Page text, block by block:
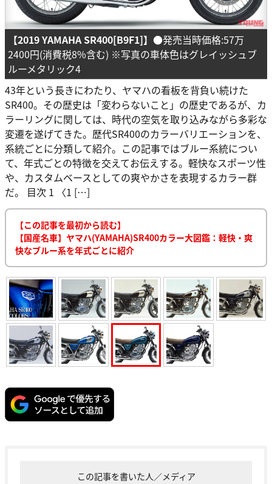
【2019 YAMAHA SR400[B9F1]】 ●発売当時価格:57万
2400円(消費税8%含む) ※写真の車体色はグレイッシュブ
ルーメタリック4
43年という長きにわたり、ヤマハの看板を背負い続けた
SR400。その歴史は「変わらないこと」の歴史であるが、カ
ラーリングに関しては、時代の空気を取り込みながら多彩な
変遷を遂げてきた。歴代SR400のカラーバリエーションを、
系統ごとに分類して紹介。この記事ではブルー系統につい
て、年式ごとの特徴を交えてお伝えする。軽快なスポーツ性
や、カスタムベースとしての爽やかさを表現するカラー群
だ。 目次 1 〈1 […]
【この記事を最初から読む】
【国産名車】ヤマハ(YAMAHA)SR400カラー大図鑑：軽快・爽
快なブルー系を年式ごとに紹介
この記事を書いた人／メディア